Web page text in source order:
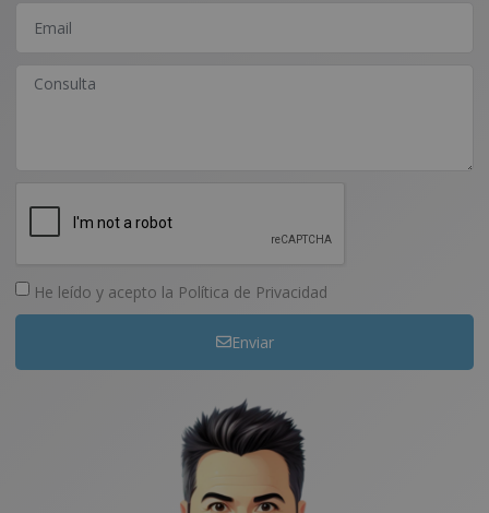
He leído y acepto la Política de Privacidad
Enviar